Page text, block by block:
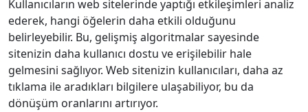
Kullanıcıların web sitelerinde yaptığı etkileşimleri analiz
ederek, hangi öğelerin daha etkili olduğunu
belirleyebilir. Bu, gelişmiş algoritmalar sayesinde
sitenizin daha kullanıcı dostu ve erişilebilir hale
gelmesini sağlıyor. Web sitenizin kullanıcıları, daha az
tıklama ile aradıkları bilgilere ulaşabiliyor, bu da
dönüşüm oranlarını artırıyor.